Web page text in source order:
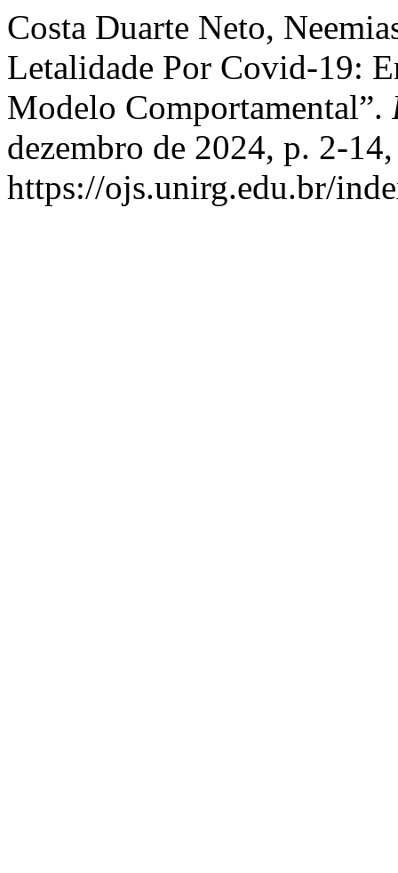
Costa Duarte Neto,
Letalidade Por Covid-19:
Modelo Comportamental”.
dezembro de 2024, p. 2-14,
https://ojs.unirg.edu.br/